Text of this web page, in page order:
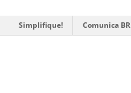
Simplifique! Comunica BR